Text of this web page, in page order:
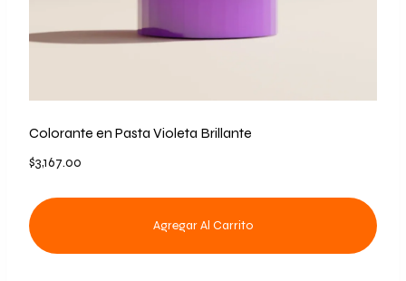
Colorante en Pasta Violeta Brillante
$3,167.00
Agregar Al Carrito